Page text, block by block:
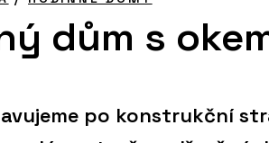
dům s
po konstrukční